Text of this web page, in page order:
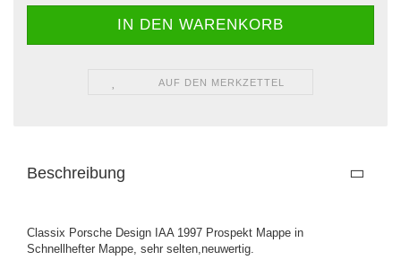
AUF DEN MERKZETTEL
Beschreibung
Classix Porsche Design IAA 1997 Prospekt Mappe in
Schnellhefter Mappe, sehr selten,neuwertig.